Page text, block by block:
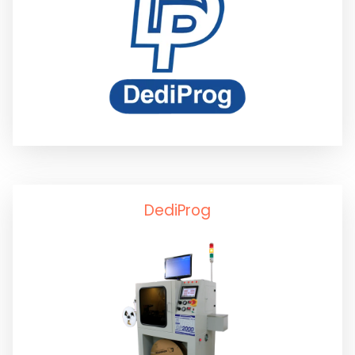
Lehimleme ile İlgili Test Sistemleri
Curüf Ayırma
DediProg